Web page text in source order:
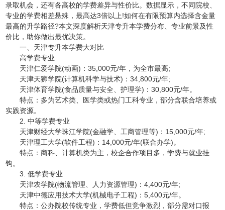
录取机会，还有各高校的学费差异与性价比。数据显示，不同院校、
专业的学费相差悬殊，最高达3倍以上!如何在有限预算内选择含金量
最高的升学路径?本文深度解析天津专升本学费分布、专业前景及性
价比，助你做出最优决策。
一、天津专升本学费大对比
高学费专业
天津仁爱学院(动画)：35,000元/年，为全市最高;
天津天狮学院(计算机科学与技术)：34,800元/年;
天津体育学院(食品质量与安全、护理学)：30,800元/年。
特点：多为艺术类、医学类或热门工科专业，部分含联合培养或
实践资源。
2. 中等学费专业
天津财经大学珠江学院(金融学、工商管理等)：15,000元/年;
天津理工大学(软件工程)：14,000元/年(联合办学)。
特点：商科、计算机类为主，校企合作项目多，学费与就业挂
钩。
3. 低学费专业
天津农学院(物流管理、人力资源管理)：4,400元/年;
天津中德应用技术大学(机械电子工程)：5,400元/年。
特点：公办院校传统专业，学费低但竞争激烈，部分需对口报